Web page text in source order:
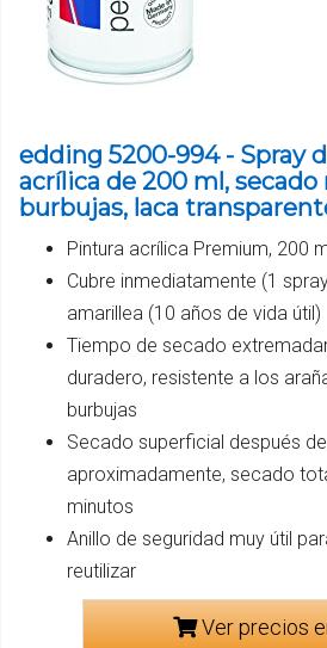
edding 5200-994 - Spray
acrílica de 200 ml, secado
burbujas, laca
Pintura acrílica Premium, 200
Cubre inmediatamente (1
amarillea (10 años de vida útil)
Tiempo de secado
duradero, resistente a los
burbujas
Secado superficial después
aproximadamente, secado
minutos
Anillo de seguridad muy útil
reutilizar
Ver precios